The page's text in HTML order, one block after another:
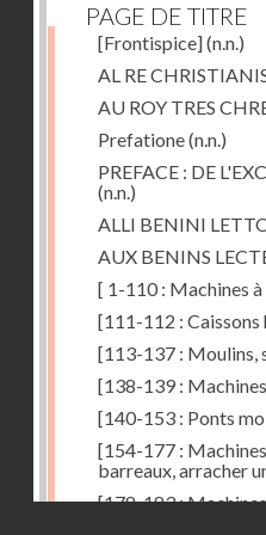
PAGE DE TITRE
[Frontispice](n.n.)
AL RE
AU ROY TRES
Prefatione(n.n.)
PREFACE : DE
(n.n.)
ALLI BENINI
AUX BENINS
[ 1-110 : Machines
[111-112 :
[113-137 : Moulins,
[138-139 :
[140-153 : Ponts
[154-177 :
barreaux, arracher
[178-183 :